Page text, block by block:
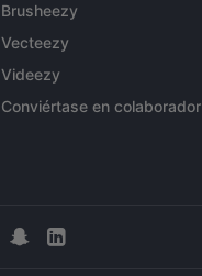
Brusheezy
Vecteezy
Videezy
Conviértase en colaborador